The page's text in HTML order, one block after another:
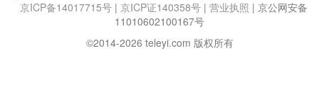
京ICP备14017715号 | 京ICP证140358号 | 营业执照 | 京公网安备
11010602100167号
©2014-2026 teleyi.com 版权所有